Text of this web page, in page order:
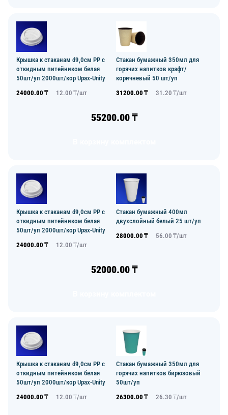
Крышка к стаканам d9,0см PP с
откидным питейником белая
50шт/уп 2000шт/кор Upax-Unity
24000.00 ₸ 12.00 ₸/шт
Стакан бумажный 350мл для
горячих напитков крафт/
коричневый 50 шт/уп
31200.00 ₸ 31.20 ₸/шт
55200.00₸
Крышка к стаканам d9,0см PP с
откидным питейником белая
50шт/уп 2000шт/кор Upax-Unity
24000.00 ₸ 12.00 ₸/шт
Стакан бумажный 400мл
двухслойный белый 25 шт/уп
28000.00 ₸ 56.00 ₸/шт
52000.00₸
Крышка к стаканам d9,0см PP с
откидным питейником белая
50шт/уп 2000шт/кор Upax-Unity
24000.00 ₸ 12.00 ₸/шт
Стакан бумажный 350мл для
горячих напитков бирюзовый
50шт/уп
26300.00 ₸ 26.30 ₸/шт